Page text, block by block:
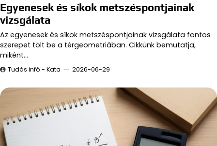
Egyenesek és síkok metszéspontjainak
vizsgálata
Az egyenesek és síkok metszéspontjainak vizsgálata fontos
szerepet tölt be a térgeometriában. Cikkünk bemutatja,
miként…
Tudás infó - Kata 2026-06-29